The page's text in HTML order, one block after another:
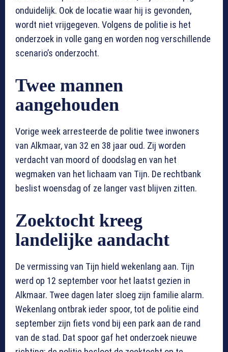
onduidelijk. Ook de locatie waar hij is gevonden,
wordt niet vrijgegeven. Volgens de politie is het
onderzoek in volle gang en worden nog verschillende
scenario’s onderzocht.
Twee mannen
aangehouden
Vorige week arresteerde de politie twee inwoners
van Alkmaar, van 32 en 38 jaar oud. Zij worden
verdacht van moord of doodslag en van het
wegmaken van het lichaam van Tijn. De rechtbank
beslist woensdag of ze langer vast blijven zitten.
Zoektocht kreeg
landelijke aandacht
De vermissing van Tijn hield wekenlang aan. Tijn
werd op 12 september voor het laatst gezien in
Alkmaar. Twee dagen later sloeg zijn familie alarm.
Wekenlang ontbrak ieder spoor, tot de politie eind
september zijn fiets vond bij een park aan de rand
van de stad. Dat spoor gaf het onderzoek nieuwe